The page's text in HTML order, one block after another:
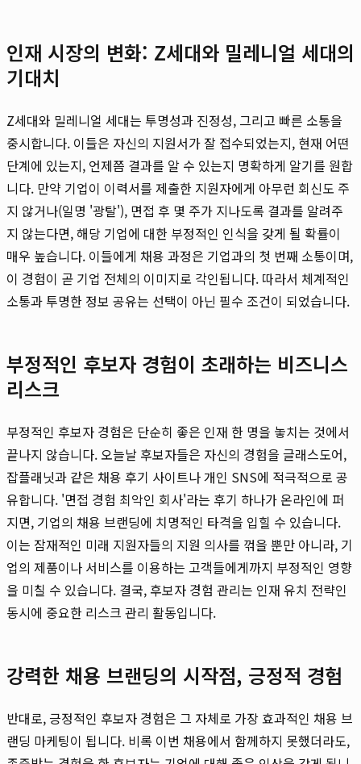
인재 시장의 변화: Z세대와 밀레니얼 세대의
기대치
Z세대와 밀레니얼 세대는 투명성과 진정성, 그리고 빠른 소통을
중시합니다. 이들은 자신의 지원서가 잘 접수되었는지, 현재 어떤
단계에 있는지, 언제쯤 결과를 알 수 있는지 명확하게 알기를 원합
니다. 만약 기업이 이력서를 제출한 지원자에게 아무런 회신도 주
지 않거나(일명 '광탈'), 면접 후 몇 주가 지나도록 결과를 알려주
지 않는다면, 해당 기업에 대한 부정적인 인식을 갖게 될 확률이
매우 높습니다. 이들에게 채용 과정은 기업과의 첫 번째 소통이며,
이 경험이 곧 기업 전체의 이미지로 각인됩니다. 따라서 체계적인
소통과 투명한 정보 공유는 선택이 아닌 필수 조건이 되었습니다.
부정적인 후보자 경험이 초래하는 비즈니스
리스크
부정적인 후보자 경험은 단순히 좋은 인재 한 명을 놓치는 것에서
끝나지 않습니다. 오늘날 후보자들은 자신의 경험을 글래스도어,
잡플래닛과 같은 채용 후기 사이트나 개인 SNS에 적극적으로 공
유합니다. '면접 경험 최악인 회사'라는 후기 하나가 온라인에 퍼
지면, 기업의 채용 브랜딩에 치명적인 타격을 입힐 수 있습니다.
이는 잠재적인 미래 지원자들의 지원 의사를 꺾을 뿐만 아니라, 기
업의 제품이나 서비스를 이용하는 고객들에게까지 부정적인 영향
을 미칠 수 있습니다. 결국, 후보자 경험 관리는 인재 유치 전략인
동시에 중요한 리스크 관리 활동입니다.
강력한 채용 브랜딩의 시작점, 긍정적 경험
반대로, 긍정적인 후보자 경험은 그 자체로 가장 효과적인 채용 브
랜딩 마케팅이 됩니다. 비록 이번 채용에서 함께하지 못했더라도,